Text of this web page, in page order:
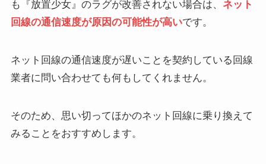
も『放置少女』のラグが改善されない場合は、 ネット
回線の通信速度が原因の可能性が高いです。
ネット回線の通信速度が遅いことを契約している回線
業者に問い合わせても何もしてくれません。
そのため、思い切ってほかのネット回線に乗り換えて
みることをおすすめします。